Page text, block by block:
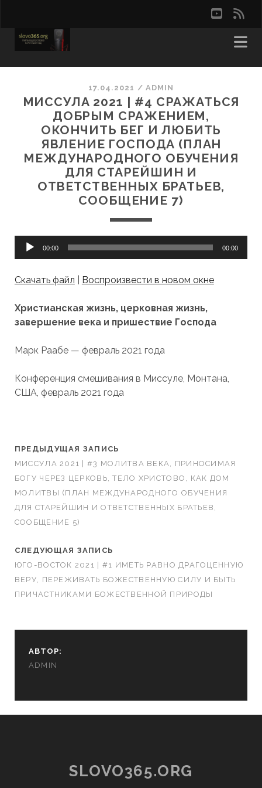
rss
17.04.2021 / ADMIN
МИССУЛА 2021 | #4 СРАЖАТЬСЯ
ДОБРЫМ СРАЖЕНИЕМ,
ОКОНЧИТЬ БЕГ И ЛЮБИТЬ
ЯВЛЕНИЕ ГОСПОДА (ПЛАН
МЕЖДУНАРОДНОГО ОБУЧЕНИЯ
ДЛЯ СТАРЕЙШИН И
ОТВЕТСТВЕННЫХ БРАТЬЕВ,
СООБЩЕНИЕ 7)
Аудиоплеер
00:00 00:00
Скачать файл Воспроизвести в новом окне
Христианская жизнь, церковная жизнь,
завершение века и пришествие Господа
Марк Раабе — февраль 2021 года
Конференция смешивания в Миссуле, Монтана,
США, февраль 2021 года
ПРЕДЫДУЩАЯ ЗАПИСЬ
МИССУЛА 2021 | #3 МОЛИТВА ВЕКА, ПРИНОСИМАЯ
БОГУ ЧЕРЕЗ ЦЕРКОВЬ, ТЕЛО ХРИСТОВО, КАК ДОМ
МОЛИТВЫ (ПЛАН МЕЖДУНАРОДНОГО ОБУЧЕНИЯ
ДЛЯ СТАРЕЙШИН И ОТВЕТСТВЕННЫХ БРАТЬЕВ,
СООБЩЕНИЕ 5)
СЛЕДУЮЩАЯ ЗАПИСЬ
ЮГО-ВОСТОК 2021 | #1 ИМЕТЬ РАВНО ДРАГОЦЕННУЮ
ВЕРУ, ПЕРЕЖИВАТЬ БОЖЕСТВЕННУЮ СИЛУ И БЫТЬ
ПРИЧАСТНИКАМИ БОЖЕСТВЕННОЙ ПРИРОДЫ
АВТОР:
ADMIN
SLOVO365.ORG